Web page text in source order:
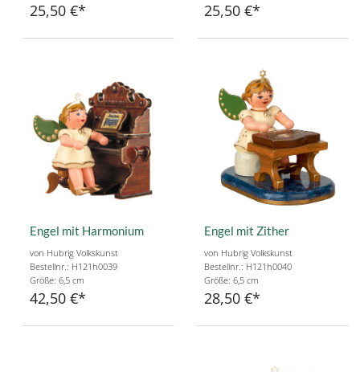
25,50 € 25,50 €
Engel mit Harmonium
von Hubrig Volkskunst
Bestellnr.: H121h0039
Größe: 6,5 cm
42,50 €
Engel mit Zither
von Hubrig Volkskunst
Bestellnr.: H121h0040
Größe: 6,5 cm
28,50 €